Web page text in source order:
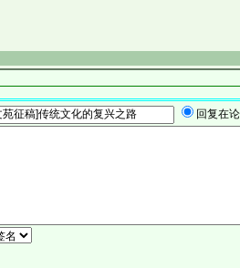
回复在